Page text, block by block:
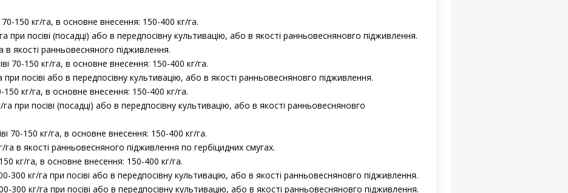
70-150 кг/га, в основне внесення: 150-400 кг/га.
при посіві (посадці) або в передпосівну культивацію, або в якості ранньовесняновго підживлення.
в якості ранньовесняного підживлення.
70-150 кг/га, в основне внесення: 150-400 кг/га.
посіві або в передпосівну культивацію, або в якості ранньовесняновго підживлення.
150 кг/га, в основне внесення: 150-400 кг/га.
при посіві (посадці) або в передпосівну культивацію, або в якості ранньовесняновго
70-150 кг/га, в основне внесення: 150-400 кг/га.
в якості ранньовесняного підживлення по гербіцидних смугах.
кг/га, в основне внесення: 150-400 кг/га.
300 кг/га при посіві або в передпосівну культивацію, або в якості ранньовесняновго підживлення.
300 кг/га при посіві або в передпосівну культивацію, або в якості ранньовесняновго підживлення.